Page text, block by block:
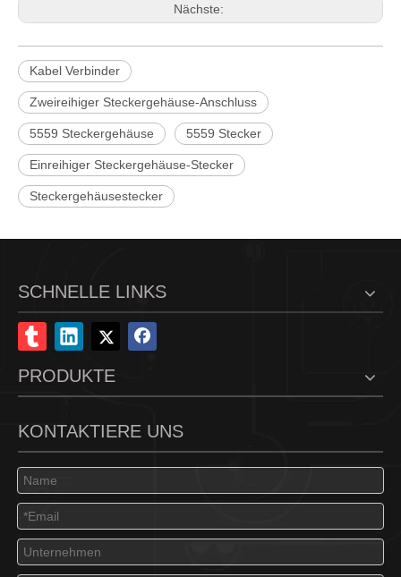
Nächste:
Kabel Verbinder
Zweireihiger Steckergehäuse-Anschluss
5559 Steckergehäuse 5559 Stecker
Einreihiger Steckergehäuse-Stecker
Steckergehäusestecker
SCHNELLE LINKS
PRODUKTE
KONTAKTIERE UNS